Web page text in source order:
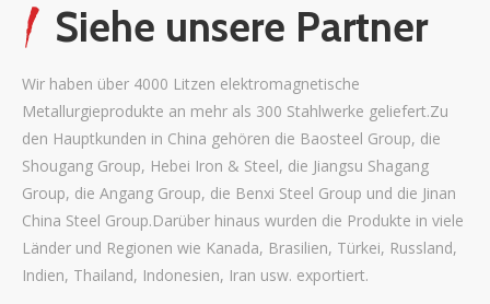
Siehe unsere Partner
Wir haben über 4000 Litzen elektromagnetische
Metallurgieprodukte an mehr als 300 Stahlwerke geliefert.Zu
den Hauptkunden in China gehören die Baosteel Group, die
Shougang Group, Hebei Iron & Steel, die Jiangsu Shagang
Group, die Angang Group, die Benxi Steel Group und die Jinan
China Steel Group.Darüber hinaus wurden die Produkte in viele
Länder und Regionen wie Kanada, Brasilien, Türkei, Russland,
Indien, Thailand, Indonesien, Iran usw. exportiert.